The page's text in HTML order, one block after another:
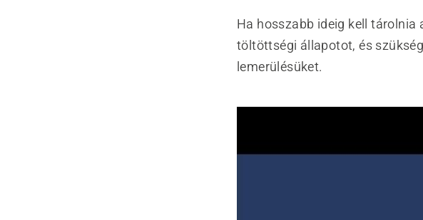
Ha hosszabb ideig kell tárolnia
töltöttségi állapotot, és
lemerülésüket.